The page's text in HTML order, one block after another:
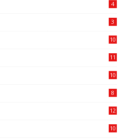
4
3
10
11
10
8
12
10